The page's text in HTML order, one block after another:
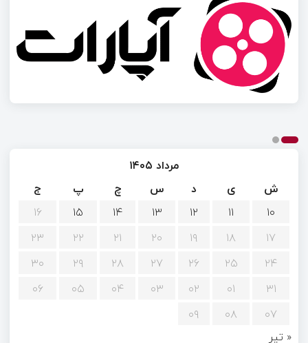
مرداد ۱۴۰۵
ش
ی د س چ پ
ج
۱۰
۱۱ ۱۲ ۱۳ ۱۴ ۱۵
۱۶
۱۷
۱۸ ۱۹ ۲۰ ۲۱ ۲۲
۲۳
۲۴
۲۵ ۲۶ ۲۷ ۲۸ ۲۹
۳۰
۳۱
۰۱ ۰۲ ۰۳ ۰۴ ۰۵
۰۶
۰۷
۰۸
۰۹
« تیر